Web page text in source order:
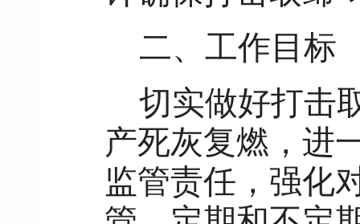
二、工作目标
切实做好打击
产死灰复燃，进
监管责任，强化